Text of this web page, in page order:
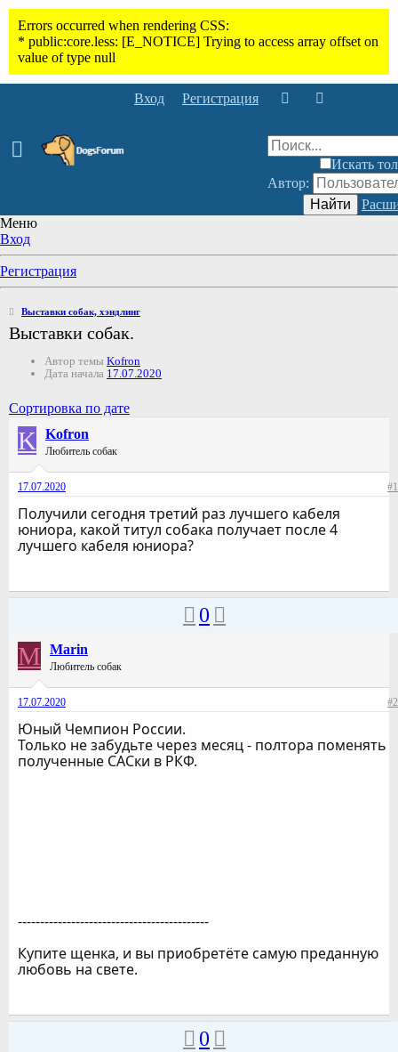
Вход Регистрация
Искать
Автор:
Найти
Меню
Вход
Регистрация
Выставки собак, хэндлинг
Выставки собак.
Автор темы Kofron
Дата начала 17.07.2020
Сортировка по дате
K Kofron
Любитель собак
17.07.2020 #1
Получили сегодня третий раз лучшего кабеля
юниора, какой титул собака получает после 4
лучшего кабеля юниора?
0
M Marin
Любитель собак
17.07.2020 #2
Юный Чемпион России.
Только не забудьте через месяц - полтора поменять
полученные САСки в РКФ.
-------------------------------------------
Купите щенка, и вы приобретёте самую преданную
любовь на свете.
0